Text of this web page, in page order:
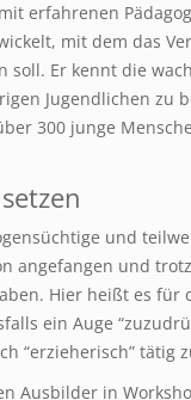
erfahrenen
mit dem das
soll. Er kennt die
Jugendlichen zu
300 junge
und
angefangen und
Hier heißt es
ein Auge
“erzieherisch” tätig
Ausbilder in